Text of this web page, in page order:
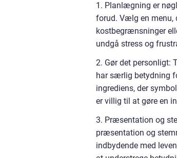
1. Planlægning er
forud. Vælg en menu,
kostbegrænsninger
undgå stress og
2. Gør det personligt:
har særlig betydning
ingrediens, der
er villig til at gøre en
3. Præsentation og
præsentation og
indbydende med